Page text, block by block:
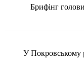
Брифінг
У Покровському